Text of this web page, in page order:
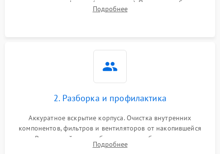
наличия артефактов (точки, пятна). Проверка работы
системы охлаждения по уровню шума вентиляторов.
Подробнее
2. Разборка и профилактика
Аккуратное вскрытие корпуса. Очистка внутренних
компонентов, фильтров и вентиляторов от накопившейся
пыли. Визуальный осмотр блока питания, балласта лампы и
материнской платы на наличие прогаров или вздутых
Подробнее